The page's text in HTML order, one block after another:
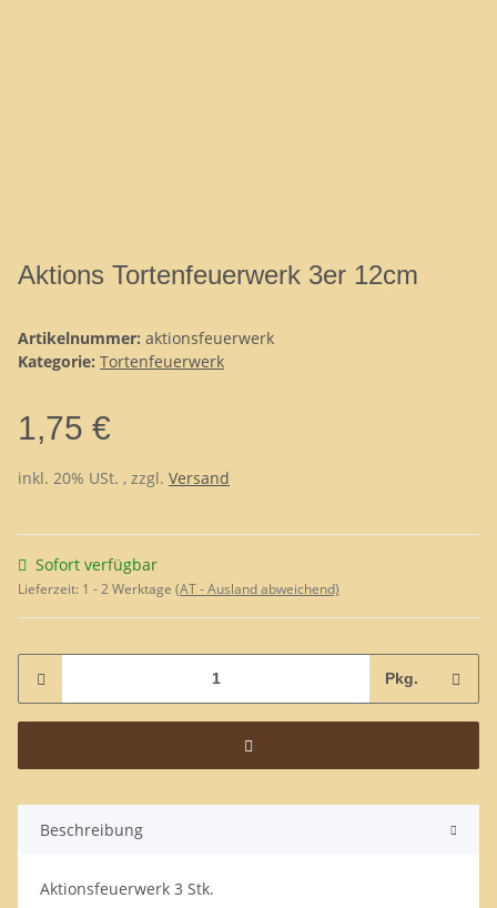
Aktions Tortenfeuerwerk 3er 12cm
Artikelnummer: aktionsfeuerwerk
Kategorie: Tortenfeuerwerk
1,75 €
inkl. 20% USt. , zzgl. Versand
Sofort verfügbar
Lieferzeit: 1 - 2 Werktage (AT - Ausland abweichend)
Pkg.
Beschreibung
Aktionsfeuerwerk 3 Stk.